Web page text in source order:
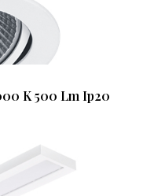
K 500 Lm Ip20